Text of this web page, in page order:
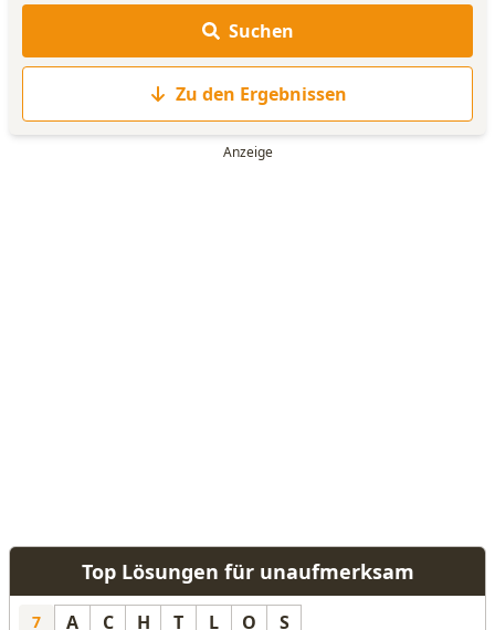
WORTLISTE
Suchen
Zu den Ergebnissen
Top Lösungen für unaufmerksam
7 A C H T L O S